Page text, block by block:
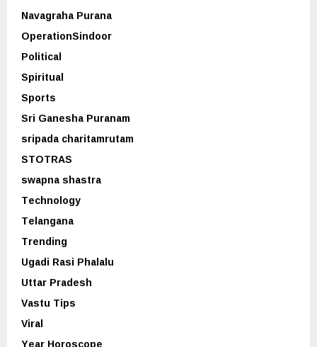
Navagraha Purana
OperationSindoor
Political
Spiritual
Sports
Sri Ganesha Puranam
sripada charitamrutam
STOTRAS
swapna shastra
Technology
Telangana
Trending
Ugadi Rasi Phalalu
Uttar Pradesh
Vastu Tips
Viral